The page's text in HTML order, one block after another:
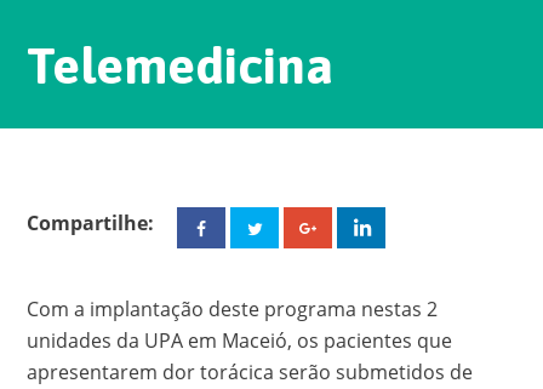
Telemedicina
Compartilhe: FacebookTwitterGoogle+
Com a implantação deste programa nestas 2
unidades da UPA em Maceió, os pacientes que
apresentarem dor torácica serão submetidos de